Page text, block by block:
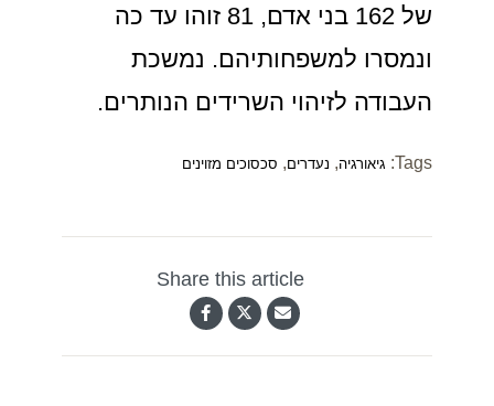
של 162 בני אדם, 81 זוהו עד כה
ונמסרו למשפחותיהם. נמשכת
העבודה לזיהוי השרידים הנותרים.
Tags: גיאורגיה, נעדרים, סכסוכים מזוינים
Share this article